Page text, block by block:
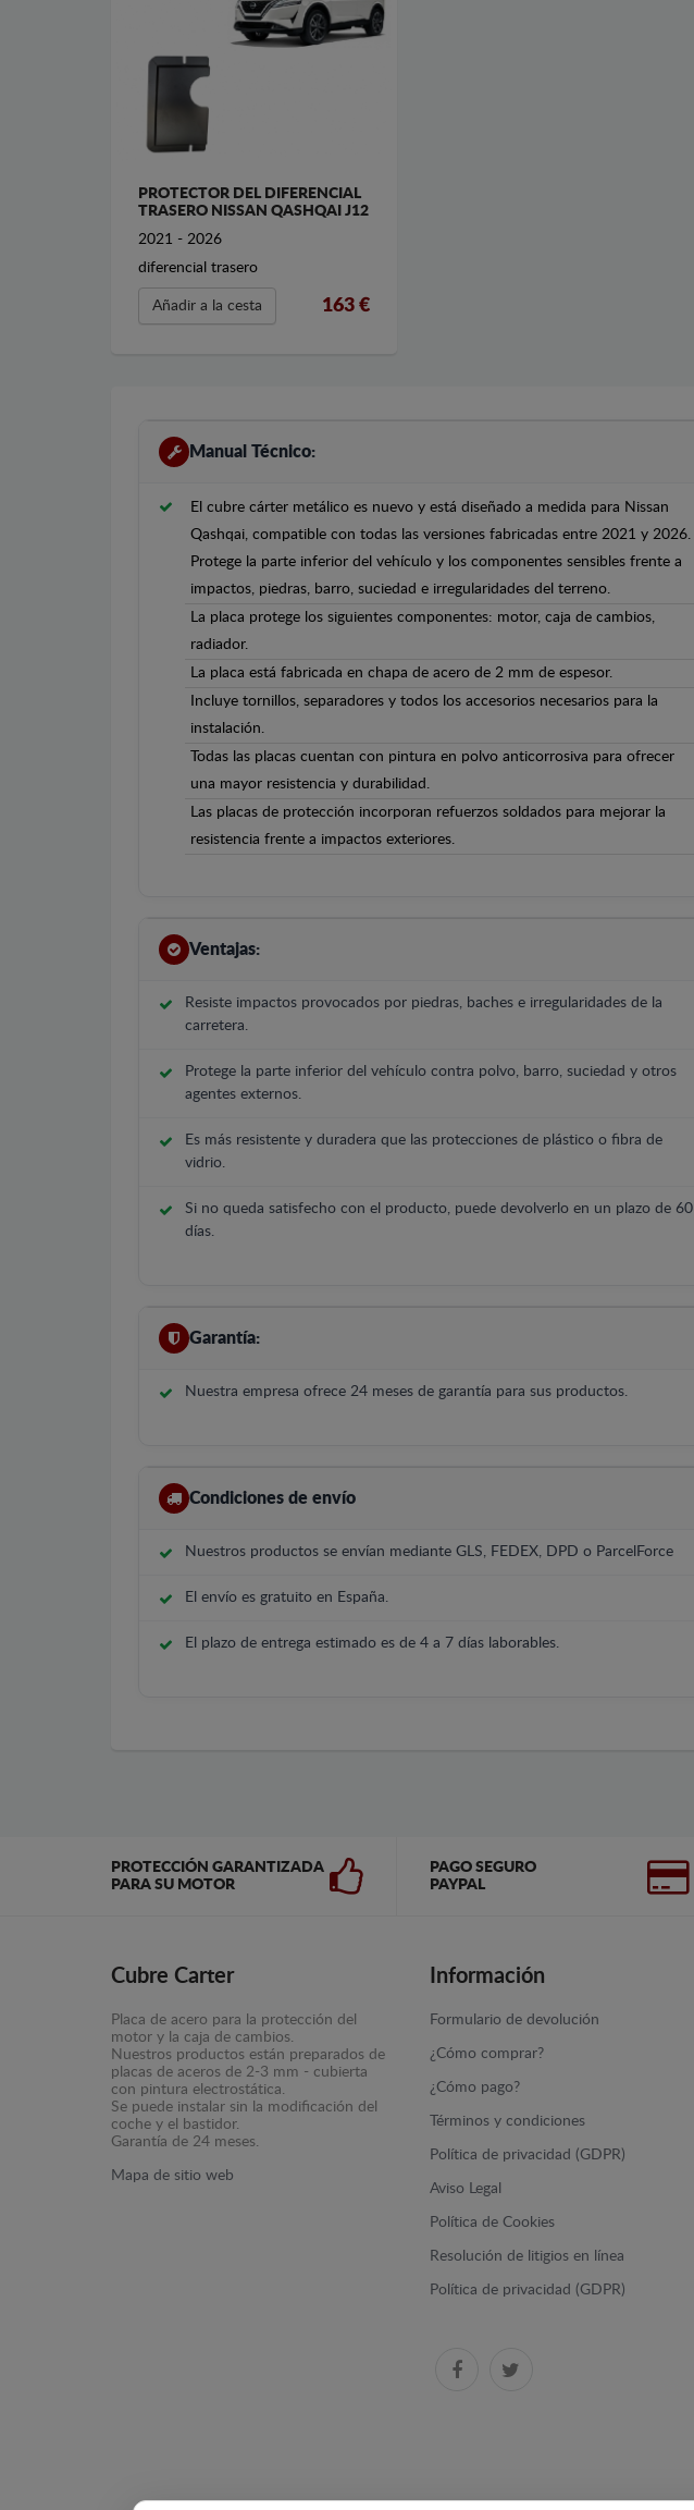
PROTECTOR DEL DIFERENCIAL
TRASERO NISSAN QASHQAI J12
2021 - 2026
diferencial trasero
Añadir a la cesta 163 €
Manual Técnico:
El cubre cárter metálico es nuevo y está diseñado a medida para Nissan
Qashqai, compatible con todas las versiones fabricadas entre 2021 y 2026.
Protege la parte inferior del vehículo y los componentes sensibles frente a
impactos, piedras, barro, suciedad e irregularidades del terreno.
La placa protege los siguientes componentes: motor, caja de cambios,
radiador.
La placa está fabricada en chapa de acero de 2 mm de espesor.
Incluye tornillos, separadores y todos los accesorios necesarios para la
instalación.
Todas las placas cuentan con pintura en polvo anticorrosiva para ofrecer
una mayor resistencia y durabilidad.
Las placas de protección incorporan refuerzos soldados para mejorar la
resistencia frente a impactos exteriores.
Ventajas:
Resiste impactos provocados por piedras, baches e irregularidades de la
carretera.
Protege la parte inferior del vehículo contra polvo, barro, suciedad y otros
agentes externos.
Es más resistente y duradera que las protecciones de plástico o fibra de
vidrio.
Si no queda satisfecho con el producto, puede devolverlo en un plazo de 60
días.
Garantía:
Nuestra empresa ofrece 24 meses de garantía para sus productos.
Condiciones de envío
Nuestros productos se envían mediante GLS, FEDEX, DPD o ParcelForce
El envío es gratuito en España.
El plazo de entrega estimado es de 4 a 7 días laborables.
PROTECCIÓN GARANTIZADA
PARA SU MOTOR
PAGO SEGURO
PAYPAL
Cubre Carter
Placa de acero para la protección del
motor y la caja de cambios.
Nuestros productos están preparados de
placas de aceros de 2-3 mm - cubierta
con pintura electrostática.
Se puede instalar sin la modificación del
coche y el bastidor.
Garantía de 24 meses.
Mapa de sitio web
Información
Formulario de devolución
¿Cómo comprar?
¿Cómo pago?
Términos y condiciones
Política de privacidad (GDPR)
Aviso Legal
Política de Cookies
Resolución de litigios en línea
Política de privacidad (GDPR)